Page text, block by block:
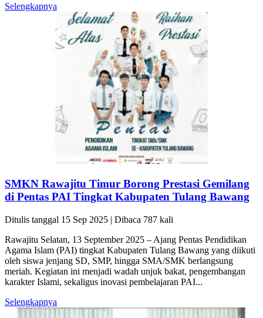
Selengkapnya
SMKN Rawajitu Timur Borong Prestasi Gemilang
di Pentas PAI Tingkat Kabupaten Tulang Bawang
Ditulis tanggal 15 Sep 2025 | Dibaca 787 kali
Rawajitu Selatan, 13 September 2025 – Ajang Pentas Pendidikan
Agama Islam (PAI) tingkat Kabupaten Tulang Bawang yang diikuti
oleh siswa jenjang SD, SMP, hingga SMA/SMK berlangsung
meriah. Kegiatan ini menjadi wadah unjuk bakat, pengembangan
karakter Islami, sekaligus inovasi pembelajaran PAI...
Selengkapnya